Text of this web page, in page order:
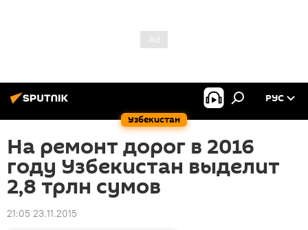
Узбекистан
РУС
На ремонт дорог в 2016
году Узбекистан выделит
2,8 трлн сумов
21:05 23.11.2015